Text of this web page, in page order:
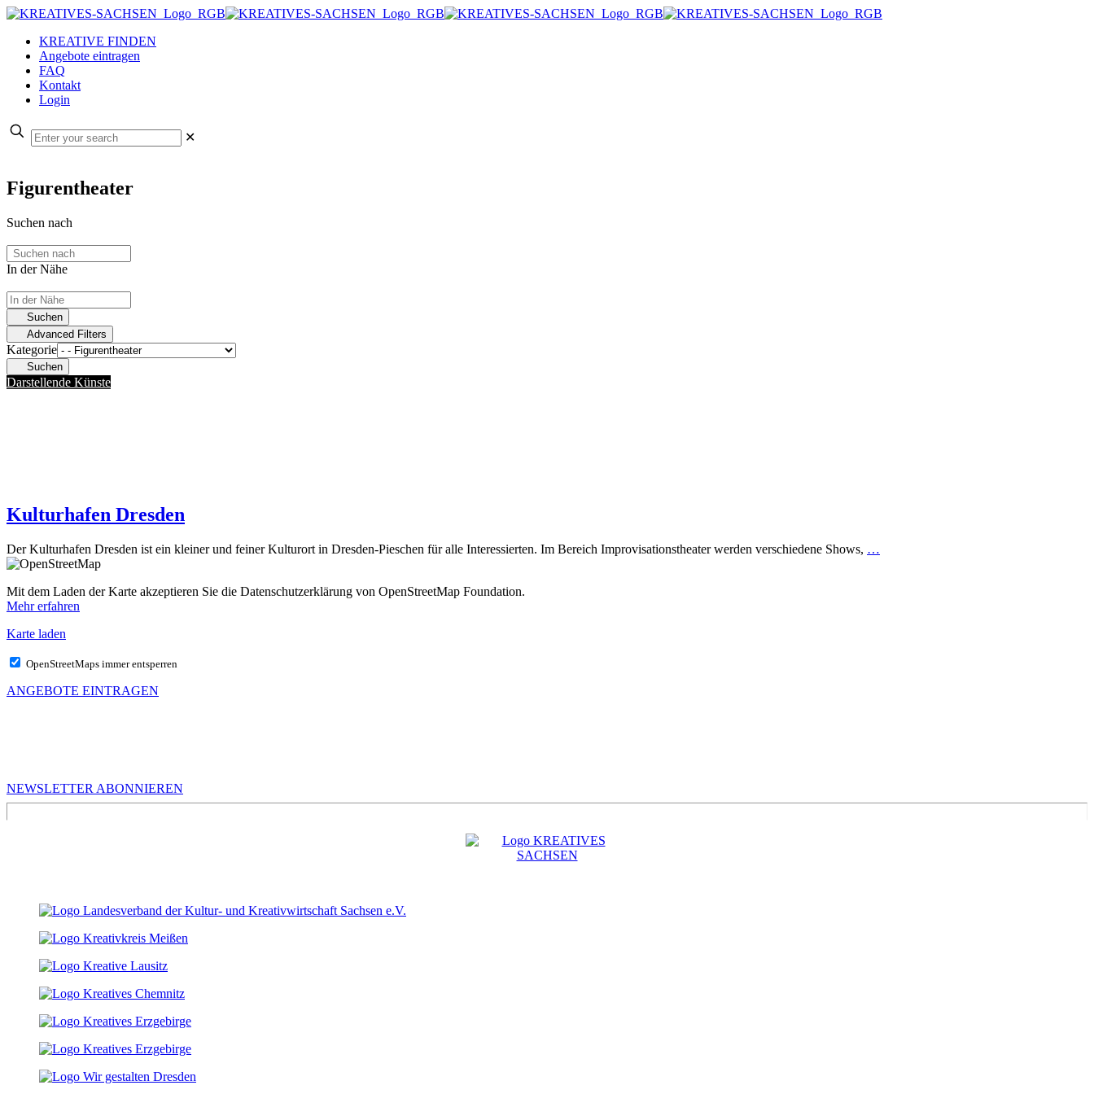
KREATIVE FINDEN
Angebote eintragen
FAQ
Kontakt
Login
✕
Figurentheater
Suchen nach
In der Nähe
Suchen
Advanced Filters
Kategorie
Suchen
Darstellende Künste
Kulturhafen Dresden
Der Kulturhafen Dresden ist ein kleiner und feiner Kulturort in Dresden-Pieschen für alle Interessierten. Im Bereich Improvisationstheater werden verschiedene Shows, …
Mit dem Laden der Karte akzeptieren Sie die Datenschutzerklärung von OpenStreetMap Foundation.
Mehr erfahren
Karte laden
OpenStreetMaps immer entsperren
ANGEBOTE EINTRAGEN
NEWSLETTER ABONNIEREN